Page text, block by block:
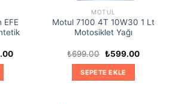
EFE
Şu
MOTUL
Motul 7100 4T 10W30 1 Lt
Motosiklet Yağı
₺699.00 Orijinal
fiyat:
₺699.00.
₺599.00Şu
SEPETE EKLE